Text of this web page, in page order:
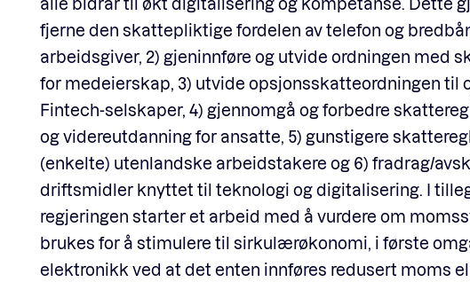
fjerne den skattepliktige fordelen av telefon og
arbeidsgiver, 2) gjeninnføre og utvide ordningen med
for medeierskap, 3) utvide opsjonsskatteordningen til
Fintech-selskaper, 4) gjennomgå og forbedre
og videreutdanning for ansatte, 5) gunstigere
(enkelte) utenlandske arbeidstakere og 6) fradrag/
driftsmidler knyttet til teknologi og digitalisering. I
regjeringen starter et arbeid med å ​​vurdere om
brukes for å stimulere til sirkulærøkonomi, i første
elektronikk ved at det enten innføres redusert moms